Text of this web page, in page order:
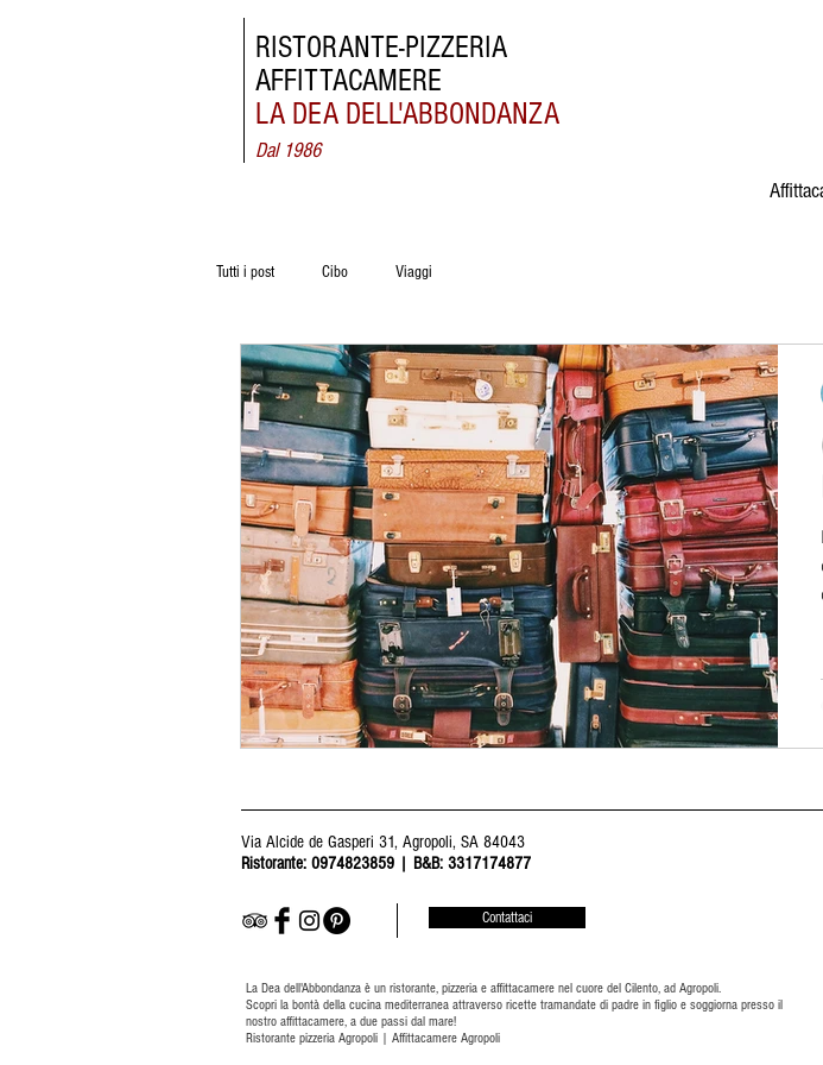
RISTORANTE-PIZZERIA
AFFITTACAMERE
LA DEA DELL'ABBONDANZA
Dal 1986
Tutti i post Cibo Viaggi
Via Alcide de Gasperi 31, Agropoli, SA 84043
Ristorante: 0974823859 | B&B: 3317174877
Contattaci
La Dea dell'Abbondanza è un ristorante, pizzeria e affittacamere nel cuore del Cilento, ad Agropoli.
Scopri la bontà della cucina mediterranea attraverso ricette tramandate di padre in figlio e soggiorna presso il
nostro affittacamere, a due passi dal mare!
Ristorante pizzeria Agropoli | Affittacamere Agropoli